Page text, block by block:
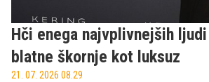
Hči enega najvplivnejših
blatne škornje kot luksuz
21. 07. 2026 08.29